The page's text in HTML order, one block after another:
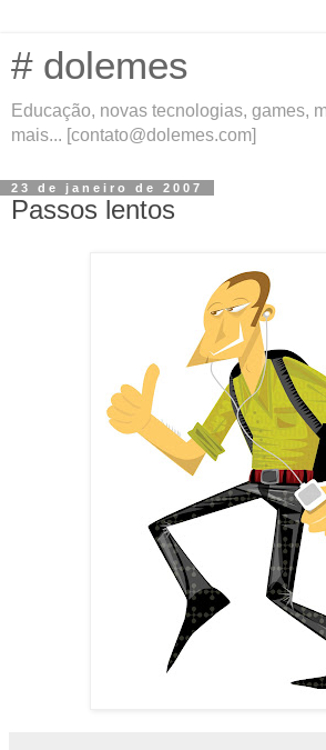
# dolemes
Educação, novas tecnologias, games,
mais... [contato@dolemes.com]
23 de janeiro de 2007
Passos lentos